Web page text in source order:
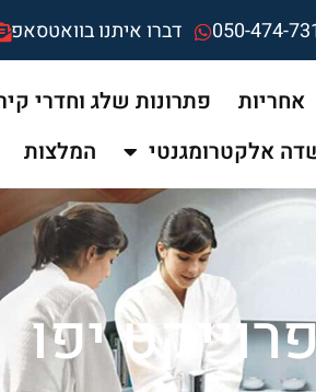
050-474- דברו איתנו בוואטסאפ
אחריות פתרונות שלג וחדרי
אלקטרומגנטי
המלצות
יפו